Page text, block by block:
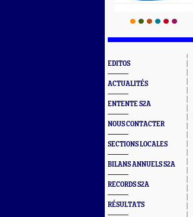
EDITOS
ACTUALITÉS
ENTENTE S2A
NOUS CONTACTER
SECTIONS LOCALES
BILANS ANNUELS S2A
RECORDS S2A
RÉSULTATS